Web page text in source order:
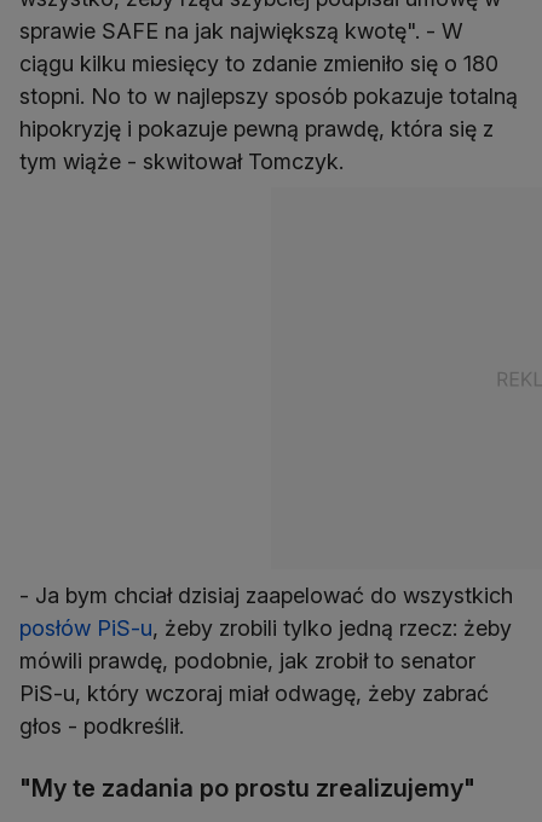
sprawie SAFE na jak największą kwotę". - W
ciągu kilku miesięcy to zdanie zmieniło się o 180
stopni. No to w najlepszy sposób pokazuje totalną
hipokryzję i pokazuje pewną prawdę, która się z
tym wiąże - skwitował Tomczyk.
- Ja bym chciał dzisiaj zaapelować do wszystkich
posłów PiS-u, żeby zrobili tylko jedną rzecz: żeby
mówili prawdę, podobnie, jak zrobił to senator
PiS-u, który wczoraj miał odwagę, żeby zabrać
głos - podkreślił.
"My te zadania po prostu zrealizujemy"